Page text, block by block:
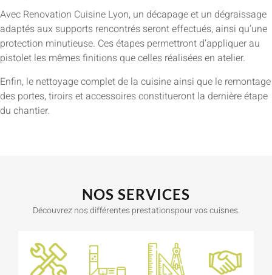
Avec Renovation Cuisine Lyon, un décapage et un dégraissage
adaptés aux supports rencontrés seront effectués, ainsi qu’une
protection minutieuse. Ces étapes permettront d’appliquer au
pistolet les mêmes finitions que celles réalisées en atelier.
Enfin, le nettoyage complet de la cuisine ainsi que le remontage
des portes, tiroirs et accessoires constitueront la dernière étape
du chantier.
NOS SERVICES
Découvrez nos différentes prestationspour vos cuisnes.